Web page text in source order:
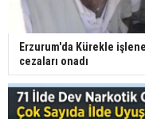
Erzurum'da Kürekle
cezaları onadı